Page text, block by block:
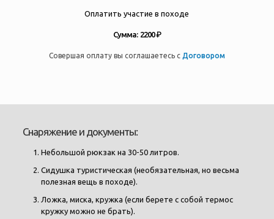
Оплатить участие в походе
Сумма: 2200 ₽
Совершая оплату вы соглашаетесь с Договором
Снаряжение и документы:
Небольшой рюкзак на 30-50 литров.
Сидушка туристическая (необязательная, но весьма
полезная вещь в походе).
Ложка, миска, кружка (если берете с собой термос
кружку можно не брать).